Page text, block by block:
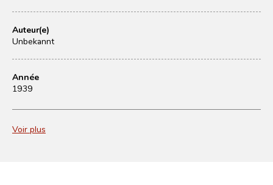
Auteur(e)
Unbekannt
Année
1939
Voir plus